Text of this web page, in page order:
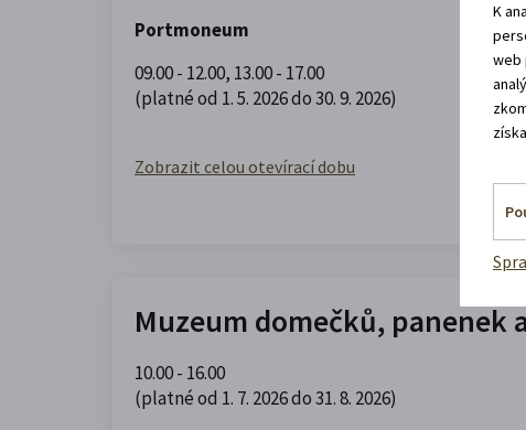
Portmoneum
09.00 - 12.00, 13.00 - 17.00
(platné od 1. 5. 2026 do 30. 9. 2026)
Zobrazit celou otevírací dobu
Muzeum domečků, panenek
10.00 - 16.00
(platné od 1. 7. 2026 do 31. 8. 2026)
K
web